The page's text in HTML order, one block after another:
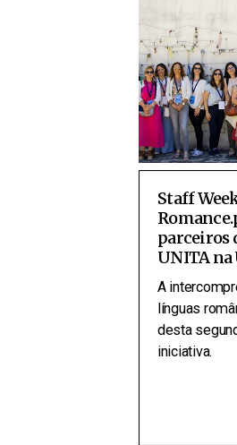
Staff
parceiros
UNITA na
A
línguas
desta
iniciativa.